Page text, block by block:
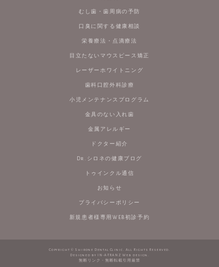
むし歯・歯周病の予防
口臭に関する健康相談
栄養療法・点滴療法
目立たないマウスピース矯正
レーザーホワイトニング
歯科口腔外科診療
小児メンテナンスプログラム
金具のない入れ歯
金属アレルギー
ドクター紹介
Dr.シロネの健康ブログ
トゥインクル通信
お知らせ
プライバシーポリシー
新規患者様専用WEB初診予約
Copyright © Shirone Dental Clinic. All Rights Reserved.
Designed by IN-A-TRANZ Web design
無断リンク・無断転載引用厳禁